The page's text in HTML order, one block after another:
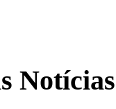
Notícias